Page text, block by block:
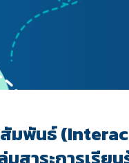
มพันธ์